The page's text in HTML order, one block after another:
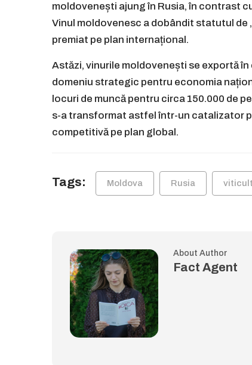
moldovenești ajung în Rusia, în contrast
Vinul moldovenesc a dobândit statutul de
premiat pe plan internațional.
Astăzi, vinurile moldovenești se exportă
domeniu strategic pentru economia
locuri de muncă pentru circa 150.000 de
s-a transformat astfel într-un catalizator
competitivă pe plan global.
Tags: Moldova Rusia
About Author
Fact Agent